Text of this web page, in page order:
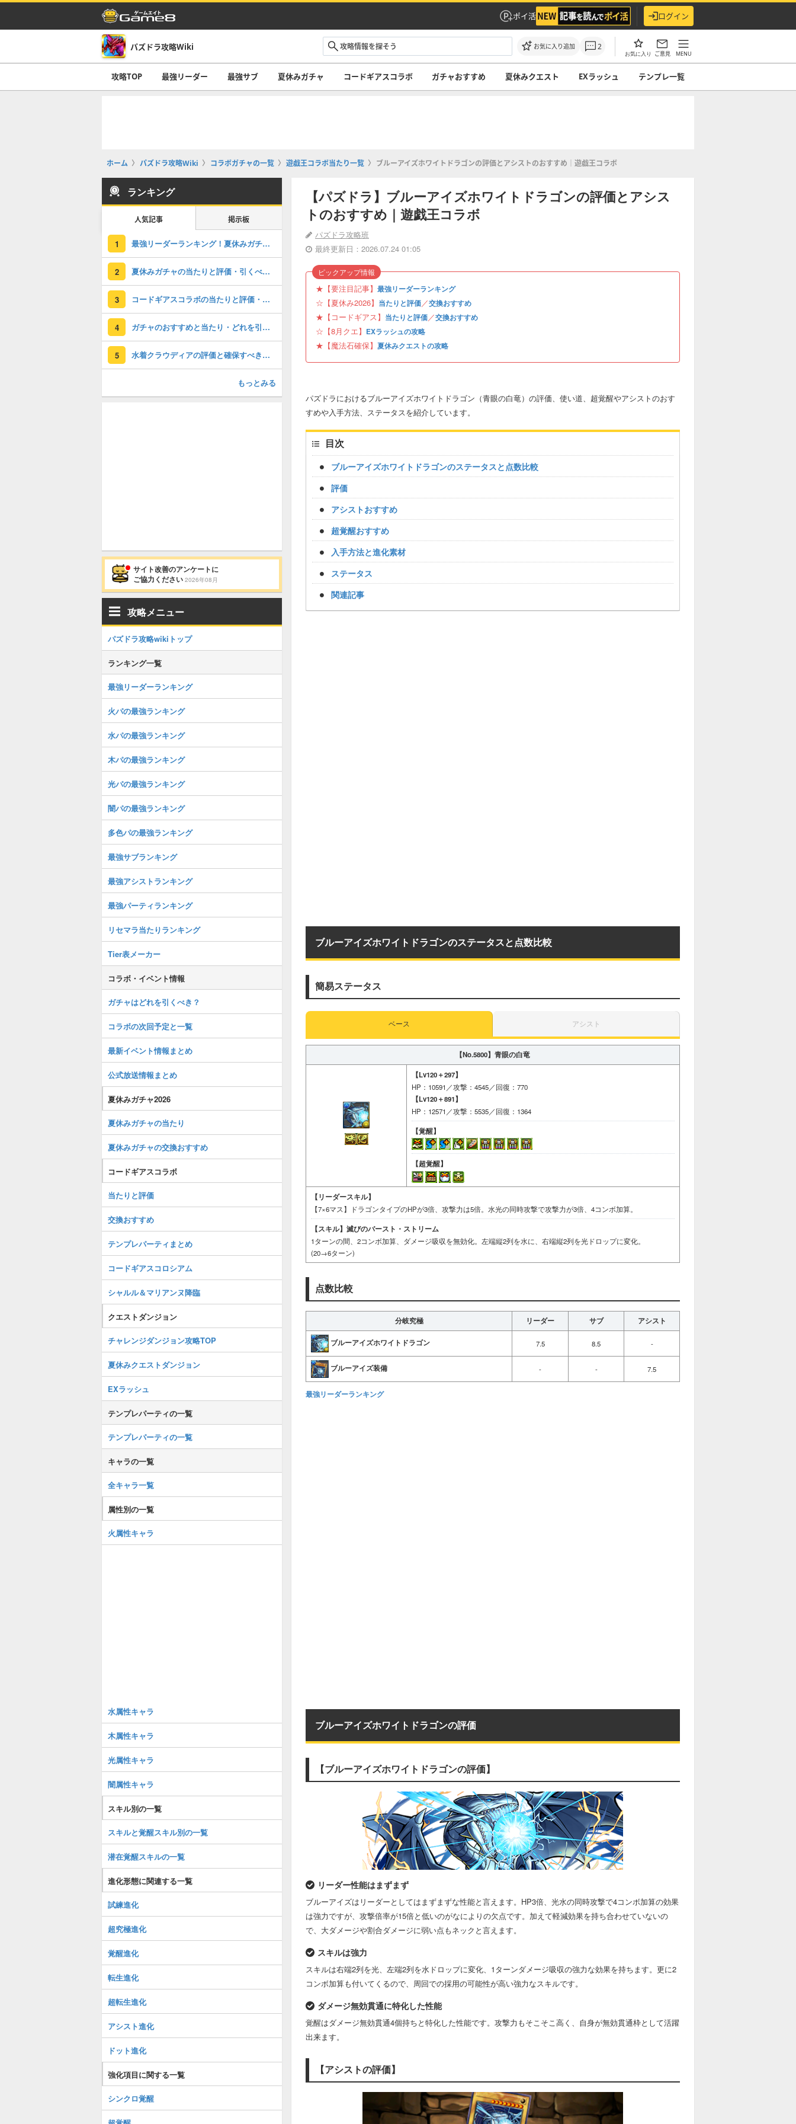
ポイ活 ログイン
パズドラ攻略Wiki お気に入り追加 2
お気に入り ご意見 MENU
攻略TOP 最強リーダー 最強サブ 夏休みガチャ コードギアスコラボ ガチャおすすめ 夏休みクエスト EXラッシュ テンプレ一覧
ホーム パズドラ攻略Wiki コラボガチャの一覧 遊戯王コラボ当たり一覧 ブルーアイズホワイトドラゴンの評価とアシストのおすすめ｜遊戯王コラボ
【パズドラ】ブルーアイズホワイトドラゴンの評価とアシス
トのおすすめ｜遊戯王コラボ
パズドラ攻略班
最終更新日：2026.07.24 01:05
★【要注目記事】 最強リーダーランキング
☆【夏休み2026】 当たりと評価／交換おすすめ
★【コードギアス】 当たりと評価／交換おすすめ
☆【8月クエ】 EXラッシュの攻略
★【魔法石確保】 夏休みクエストの攻略
ピックアップ情報
パズドラにおけるブルーアイズホワイトドラゴン（青眼の白竜）の評価、使い道、超覚醒やアシストのおす
すめや入手方法、ステータスを紹介しています。
目次
ブルーアイズホワイトドラゴンのステータスと点数比較
評価
アシストおすすめ
超覚醒おすすめ
入手方法と進化素材
ステータス
関連記事
ブルーアイズホワイトドラゴンのステータスと点数比較
簡易ステータス
ベース アシスト
【No.5800】 青眼の白竜
【Lv120＋297】
HP：10591／攻撃：4545／回復：770
【Lv120＋891】
HP：12571／攻撃：5535／回復：1364
【覚醒】
【超覚醒】
【リーダースキル】
【7×6マス】ドラゴンタイプのHPが3倍、攻撃力は5倍。水光の同時攻撃で攻撃力が3倍、4コンボ加算。
【スキル】 滅びのバースト・ストリーム
1ターンの間、2コンボ加算、ダメージ吸収を無効化。左端縦2列を水に、右端縦2列を光ドロップに変化。
(20→6ターン)
点数比較
分岐究極 リーダー サブ アシスト
ブルーアイズホワイトドラゴン 7.5 8.5 -
ブルーアイズ装備 - - 7.5
最強リーダーランキング
ブルーアイズホワイトドラゴンの評価
【ブルーアイズホワイトドラゴンの評価】
リーダー性能はまずまず
ブルーアイズはリーダーとしてはまずまずな性能と言えます。HP3倍、光水の同時攻撃で4コンボ加算の効果
は強力ですが、攻撃倍率が15倍と低いのがなによりの欠点です。加えて軽減効果を持ち合わせていないの
で、大ダメージや割合ダメージに弱い点もネックと言えます。
スキルは強力
スキルは右端2列を光、左端2列を水ドロップに変化、1ターンダメージ吸収の強力な効果を持ちます。更に2
コンボ加算も付いてくるので、周回での採用の可能性が高い強力なスキルです。
ダメージ無効貫通に特化した性能
覚醒はダメージ無効貫通4個持ちと特化した性能です。攻撃力もそこそこ高く、自身が無効貫通枠として活躍
出来ます。
【アシストの評価】
ランキング
人気記事 掲示板
1 最強リーダーランキング！夏休みガチャの評価掲載
2 夏休みガチャの当たりと評価・引くべき？
3 コードギアスコラボの当たりと評価・引くべき？
4 ガチャのおすすめと当たり・どれを引くべき？
5 水着クラウディアの評価と確保すべき数｜夏休み
もっとみる
サイト改善のアンケートに
ご協力ください 2026年08月
攻略メニュー
パズドラ攻略wikiトップ
ランキング一覧
最強リーダーランキング
火パの最強ランキング
水パの最強ランキング
木パの最強ランキング
光パの最強ランキング
闇パの最強ランキング
多色パの最強ランキング
最強サブランキング
最強アシストランキング
最強パーティランキング
リセマラ当たりランキング
Tier表メーカー
コラボ・イベント情報
ガチャはどれを引くべき？
コラボの次回予定と一覧
最新イベント情報まとめ
公式放送情報まとめ
夏休みガチャ2026
夏休みガチャの当たり
夏休みガチャの交換おすすめ
コードギアスコラボ
当たりと評価
交換おすすめ
テンプレパーティまとめ
コードギアスコロシアム
シャルル＆マリアンヌ降臨
クエストダンジョン
チャレンジダンジョン攻略TOP
夏休みクエストダンジョン
EXラッシュ
テンプレパーティの一覧
テンプレパーティの一覧
キャラの一覧
全キャラ一覧
属性別の一覧
火属性キャラ
水属性キャラ
木属性キャラ
光属性キャラ
闇属性キャラ
スキル別の一覧
スキルと覚醒スキル別の一覧
潜在覚醒スキルの一覧
進化形態に関連する一覧
試練進化
超究極進化
覚醒進化
転生進化
超転生進化
アシスト進化
ドット進化
強化項目に関する一覧
シンクロ覚醒